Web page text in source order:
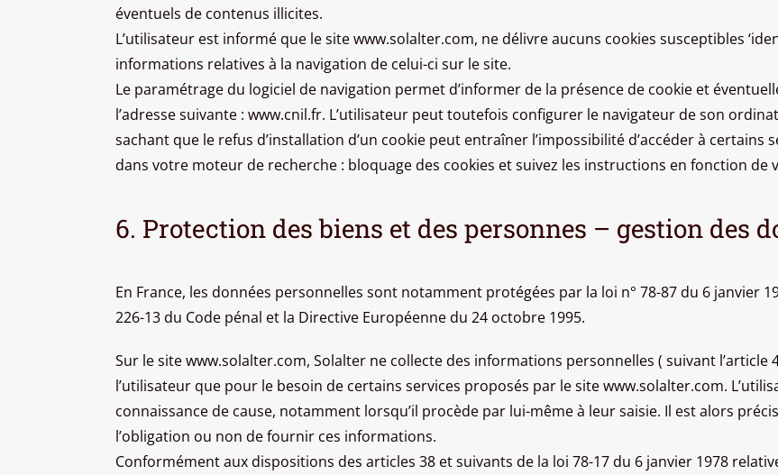
éventuels de contenus illicites.
L’utilisateur est informé que le site www.solalter.com, ne délivre aucuns cookies susceptibles
informations relatives à la navigation de celui-ci sur le site.
Le paramétrage du logiciel de navigation permet d’informer de la présence de cookie et
l’adresse suivante : www.cnil.fr. L’utilisateur peut toutefois configurer le navigateur de son
sachant que le refus d’installation d’un cookie peut entraîner l’impossibilité d’accéder à
dans votre moteur de recherche : bloquage des cookies et suivez les instructions en fonction de
6. Protection des biens et des personnes – gestion des
En France, les données personnelles sont notamment protégées par la loi n° 78-87 du 6 janvier
226-13 du Code pénal et la Directive Européenne du 24 octobre 1995.
Sur le site www.solalter.com, Solalter ne collecte des informations personnelles ( suivant l’article
l’utilisateur que pour le besoin de certains services proposés par le site www.solalter.com.
connaissance de cause, notamment lorsqu’il procède par lui-même à leur saisie. Il est alors
l’obligation ou non de fournir ces informations.
Conformément aux dispositions des articles 38 et suivants de la loi 78-17 du 6 janvier 1978